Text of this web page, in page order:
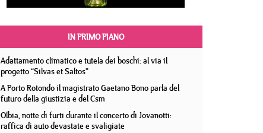
IN PRIMO PIANO
Adattamento climatico e tutela dei boschi: al via il
progetto “Silvas et Saltos”
A Porto Rotondo il magistrato Gaetano Bono parla del
futuro della giustizia e del Csm
Olbia, notte di furti durante il concerto di Jovanotti:
raffica di auto devastate e svaligiate